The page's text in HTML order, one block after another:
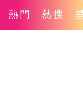
熱門 熱搜